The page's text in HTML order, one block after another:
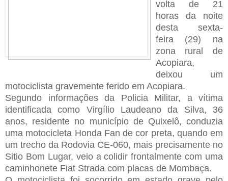
volta de 21
horas da noite
desta sexta-
feira (29) na
zona rural de
Acopiara,
deixou um
motociclista gravemente ferido em Acopiara.
Segundo informações da Policia Militar, a vítima
identificada como Virgílio Laudeano da Silva, 36
anos, residente no município de Quixelô, conduzia
uma motocicleta Honda Fan de cor preta, quando em
um trecho da Rodovia CE-060, mais precisamente no
Sitio Bom Lugar, veio a colidir frontalmente com uma
caminhonete Fiat Strada com placas de Mombaça.